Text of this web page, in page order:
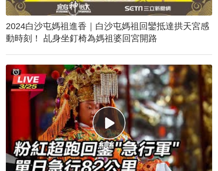
2024白沙屯媽祖進香｜白沙屯媽祖回鑾抵達拱天宮感
動時刻！ 乩身坐釘椅為媽祖婆回宮開路